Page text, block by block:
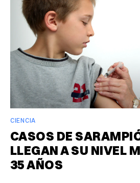
CIENCIA
CASOS DE
LLEGAN A SU NIVEL
35 AÑOS